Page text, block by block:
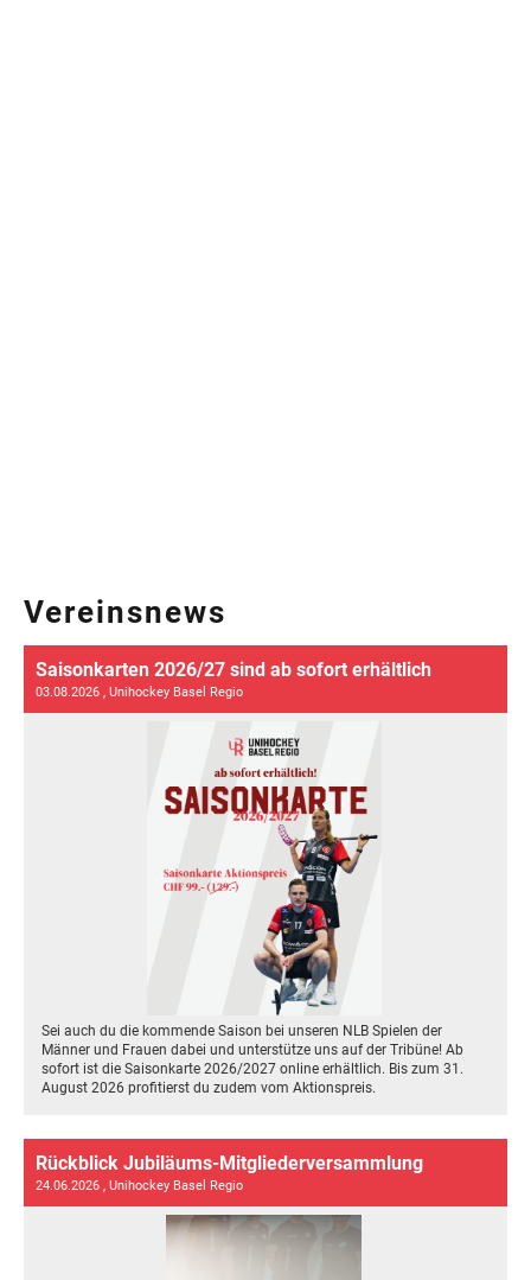
Vereinsnews
Saisonkarten 2026/27 sind ab sofort erhältlich
03.08.2026 , Unihockey Basel Regio
Sei auch du die kommende Saison bei unseren NLB Spielen der
Männer und Frauen dabei und unterstütze uns auf der Tribüne! Ab
sofort ist die Saisonkarte 2026/2027 online erhältlich. Bis zum 31.
August 2026 profitierst du zudem vom Aktionspreis.
Rückblick Jubiläums-Mitgliederversammlung
24.06.2026 , Unihockey Basel Regio